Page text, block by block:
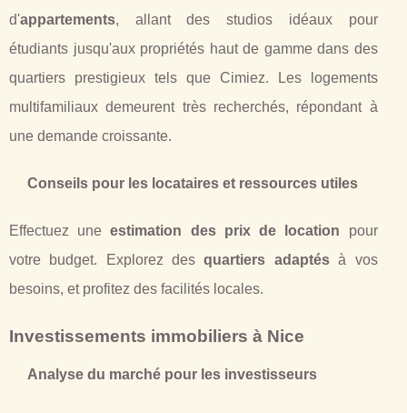
d'appartements, allant des studios idéaux pour
étudiants jusqu'aux propriétés haut de gamme dans des
quartiers prestigieux tels que Cimiez. Les logements
multifamiliaux demeurent très recherchés, répondant à
une demande croissante.
Conseils pour les locataires et ressources utiles
Effectuez uneestimation des prix de location pour
votre budget. Explorez desquartiers adaptésà vos
besoins, et profitez des facilités locales.
Investissements immobiliers à Nice
Analyse du marché pour les investisseurs